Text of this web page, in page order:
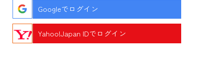
Googleでログイン
Yahoo!Japan IDでログイン